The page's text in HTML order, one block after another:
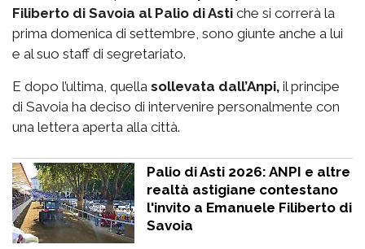
Filiberto di Savoia al Palio di Asti che si correrà la
prima domenica di settembre, sono giunte anche a lui
e al suo staff di segretariato.
E dopo l’ultima, quella sollevata dall’Anpi, il principe
di Savoia ha deciso di intervenire personalmente con
una lettera aperta alla città.
Palio di Asti 2026: ANPI e altre
realtà astigiane contestano
l'invito a Emanuele Filiberto di
Savoia